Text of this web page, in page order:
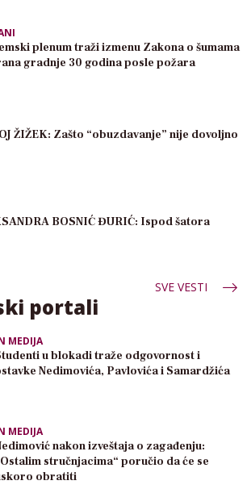
plenum traži izmenu Zakona o šumama
gradnje 30 godina posle požara
ŽIŽEK: Zašto “obuzdavanje” nije dovoljno
BOSNIĆ ĐURIĆ: Ispod šatora
SVE VESTI
portali
MEDIJA
u blokadi traže odgovornost i
Nedimovića, Pavlovića i Samardžića
MEDIJA
nakon izveštaja o zagađenju:
stručnjacima“ poručio da će se
obratiti